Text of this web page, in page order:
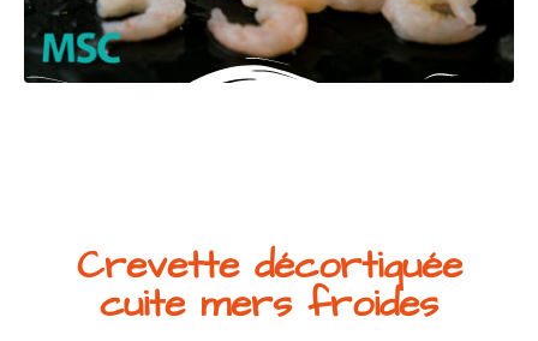
Crevette décortiquée
cuite mers froides